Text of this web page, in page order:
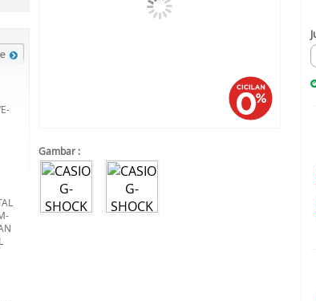
Gambar :